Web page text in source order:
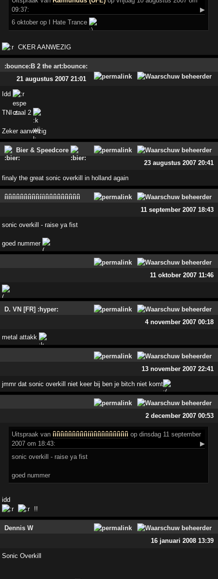
09:37:
▶
6 oktober op I Hate Trance
CKER AANWEZIG
:bounce:B 2 the art:bounce:
21 augustus 2007 21:01
Idd
TNI zaal 2
Zeker aanwezig
Bier & Speedcore
23 augustus 2007 20:41
finaly the great sonic overkill in holland again
íìíìíìíìíìíìíìíìíìíiìíìíìíìíìíìíìíìíìíì
11 september 2007 18:43
sonic overkill - raise ya fist
goed nummer
11 oktober 2007 11:46
D. VN [FR] :hyper:
4 november 2007 00:18
metal attakk
13 november 2007 22:41
jmmr dat sonic overkill niet keer bij ben je bitch niet komt
2 december 2007 00:53
Uitspraak vaníìíìíìíìíìíìíìíìíìíiìíìíìíìíìíìíìíìíìíì op dinsdag 11 september
2007 om 18:43:
▶
sonic overkill - raise ya fist
goed nummer
idd
!!
Dennis W
16 januari 2008 13:39
Sonic Overkill